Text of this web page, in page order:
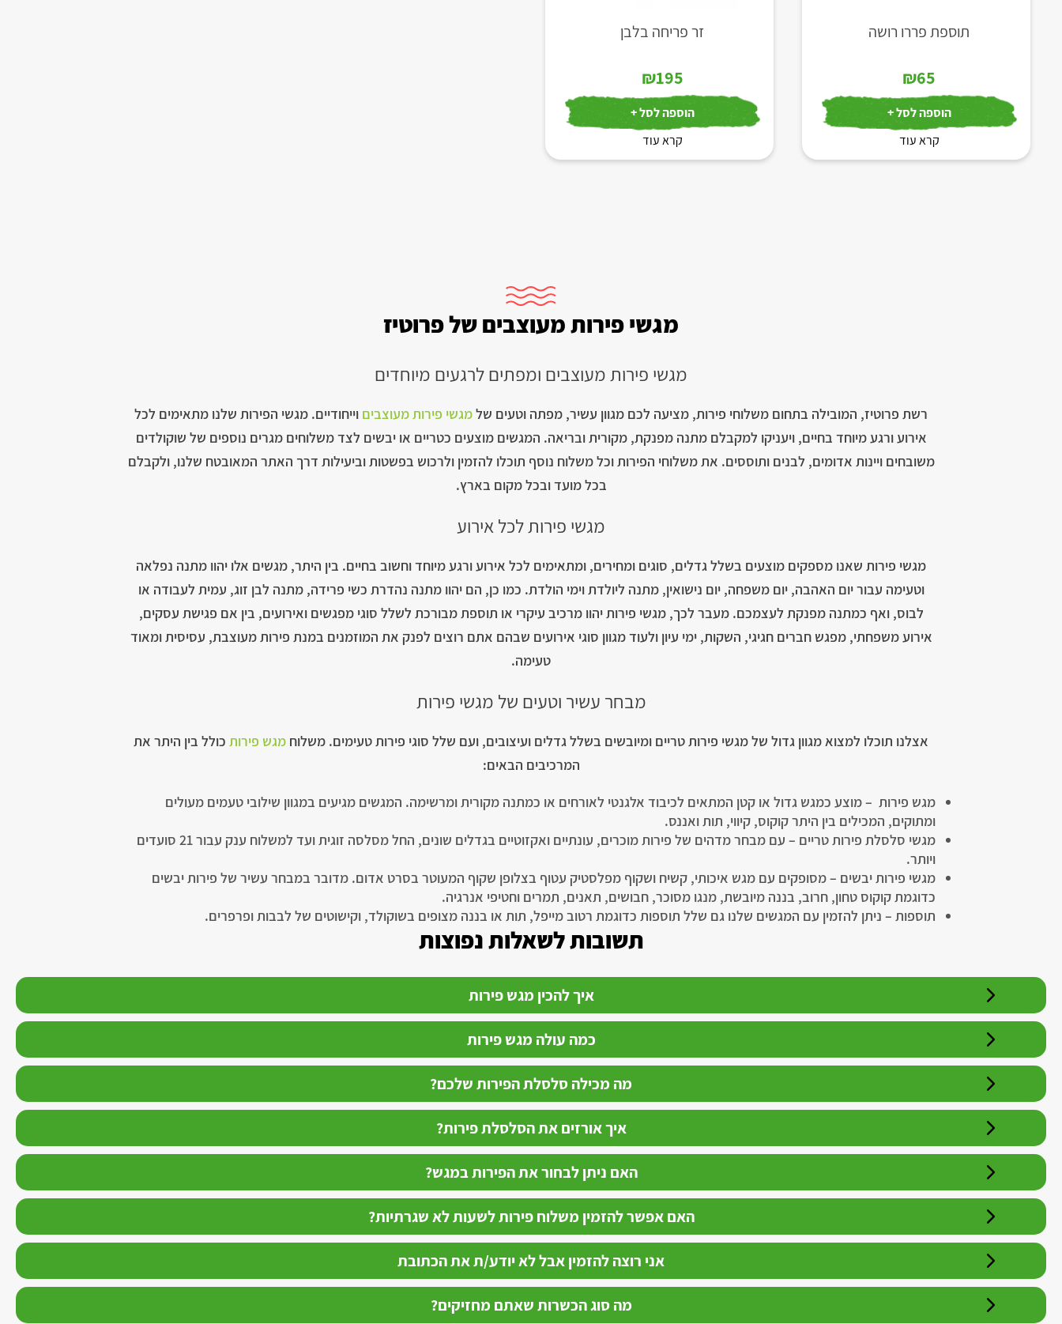
תוספת פררו רושה
₪65
הוספה לסל +
קרא עוד
זר פריחה בלבן
₪195
הוספה לסל +
קרא עוד
מגשי פירות מעוצבים של פרוטיז
מגשי פירות מעוצבים ומפתים לרגעים מיוחדים
רשת פרוטיז, המובילה בתחום משלוחי פירות, מציעה לכם מגוון עשיר, מפתה וטעים שלמגשי פירות מעוצבים וייחודיים. מגשי הפירות שלנו מתאימים לכל
אירוע ורגע מיוחד בחיים, ויעניקו למקבלם מתנה מפנקת, מקורית ובריאה. המגשים מוצעים כטריים או יבשים לצד משלוחים מגרים נוספים של שוקולדים
משובחים ויינות אדומים, לבנים ותוססים. את משלוחי הפירות וכל משלוח נוסף תוכלו להזמין ולרכוש בפשטות וביעילות דרך האתר המאובטח שלנו, ולקבלם
בכל מועד ובכל מקום בארץ.
מגשי פירות לכל אירוע
מגשי פירות שאנו מספקים מוצעים בשלל גדלים, סוגים ומחירים, ומתאימים לכל אירוע ורגע מיוחד וחשוב בחיים. בין היתר, מגשים אלו יהוו מתנה נפלאה
וטעימה עבור יום האהבה, יום משפחה, יום נישואין, מתנה ליולדת וימי הולדת. כמו כן, הם יהוו מתנה נהדרת כשי פרידה, מתנה לבן זוג, עמית לעבודה או
לבוס, ואף כמתנה מפנקת לעצמכם. מעבר לכך, מגשי פירות יהוו מרכיב עיקרי או תוספת מבורכת לשלל סוגי מפגשים ואירועים, בין אם פגישת עסקים,
אירוע משפחתי, מפגש חברים חגיגי, השקות, ימי עיון ולעוד מגוון סוגי אירועים שבהם אתם רוצים לפנק את המוזמנים במנת פירות מעוצבת, עסיסית ומאוד
טעימה.
מבחר עשיר וטעים של מגשי פירות
אצלנו תוכלו למצוא מגוון גדול של מגשי פירות טריים ומיובשים בשלל גדלים ועיצובים, ועם שלל סוגי פירות טעימים. משלוח מגש פירות כולל בין היתר את
המרכיבים הבאים:
מגש פירות – מוצע כמגש גדול או קטן המתאים לכיבוד אלגנטי לאורחים או כמתנה מקורית ומרשימה. המגשים מגיעים במגוון שילובי טעמים מעולים
ומתוקים, המכילים בין היתר קוקוס, קיווי, תות ואננס.
מגשי סלסלת פירות טריים – עם מבחר מדהים של פירות מוכרים, עונתיים ואקזוטיים בגדלים שונים, החל מסלסה זוגית ועד למשלוח ענק עבור 21 סועדים
ויותר.
מגשי פירות יבשים – מסופקים עם מגש איכותי, קשיח ושקוף מפלסטיק עטוף בצלופן שקוף המעוטר בסרט אדום. מדובר במבחר עשיר של פירות יבשים
כדוגמת קוקוס טחון, חרוב, בננה מיובשת, מנגו מסוכר, חבושים, תאנים, תמרים וחטיפי אנרגיה.
תוספות – ניתן להזמין עם המגשים שלנו גם שלל תוספות כדוגמת רטוב מייפל, תות או בננה מצופים בשוקולד, וקישוטים של לבבות ופרפרים.
תשובות לשאלות נפוצות
איך להכין מגש פירות
כמה עולה מגש פירות
מה מכילה סלסלת הפירות שלכם?
איך אורזים את הסלסלת פירות?
האם ניתן לבחור את הפירות במגש?
האם אפשר להזמין משלוח פירות לשעות לא שגרתיות?
אני רוצה להזמין אבל לא יודע/ת את הכתובת
מה סוג הכשרות שאתם מחזיקים?